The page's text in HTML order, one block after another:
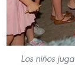
Los niños